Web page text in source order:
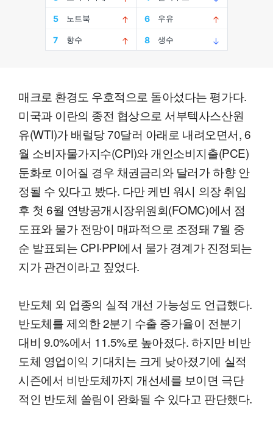
매크로 환경도 우호적으로 돌아섰다는 평가다.
미국과 이란의 종전 협상으로 서부텍사스산원
유(WTI)가 배럴당 70달러 아래로 내려오면서, 6
월 소비자물가지수(CPI)와 개인소비지출(PCE)
둔화로 이어질 경우 채권금리와 달러가 하향 안
정될 수 있다고 봤다. 다만 케빈 워시 의장 취임
후 첫 6월 연방공개시장위원회(FOMC)에서 점
도표와 물가 전망이 매파적으로 조정돼 7월 중
순 발표되는 CPI·PPI에서 물가 경계가 진정되는
지가 관건이라고 짚었다.
반도체 외 업종의 실적 개선 가능성도 언급했다.
반도체를 제외한 2분기 수출 증가율이 전분기
대비 9.0%에서 11.5%로 높아졌다. 하지만 비반
도체 영업이익 기대치는 크게 낮아졌기에 실적
시즌에서 비반도체까지 개선세를 보이면 극단
적인 반도체 쏠림이 완화될 수 있다고 판단했다.